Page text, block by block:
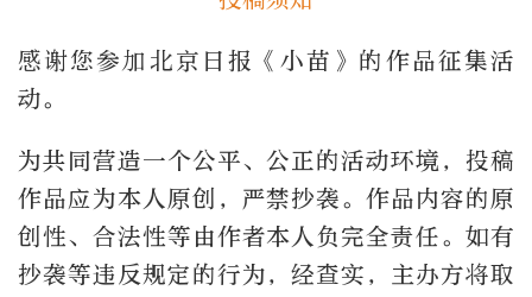
感谢您参加北京日报《小苗》的作品征集活
动。
为共同营造一个公平、公正的活动环境，投稿
作品应为本人原创，严禁抄袭。作品内容的原
创性、合法性等由作者本人负完全责任。如有
抄袭等违反规定的行为，经查实，主办方将取